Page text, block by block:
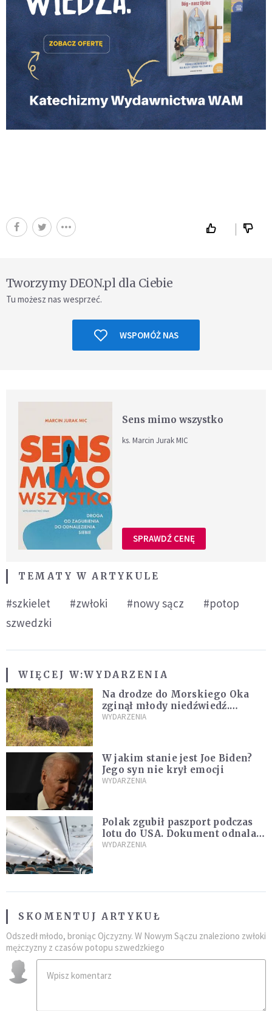
Tworzymy DEON.pl dla Ciebie
Tu możesz nas wesprzeć.
WSPOMÓŻ NAS
Sens mimo wszystko
ks. Marcin Jurak MIC
SPRAWDŹ CENĘ
TEMATY W ARTYKULE
#szkielet #zwłoki #nowy sącz
#potop
szwedzki
WIĘCEJ W:WYDARZENIA
Na drodze do Morskiego Oka
zginął młody niedźwiedź.
Sprawę bada Policja i TPN
WYDARZENIA
W jakim stanie jest Joe Biden?
Jego syn nie krył emocji
WYDARZENIA
Polak zgubił paszport podczas
lotu do USA. Dokument odnalazł
się w nietypowym miejscu
WYDARZENIA
SKOMENTUJ ARTYKUŁ
Odszedł młodo, broniąc Ojczyzny. W Nowym Sączu znaleziono zwłoki
mężczyzny z czasów potopu szwedzkiego